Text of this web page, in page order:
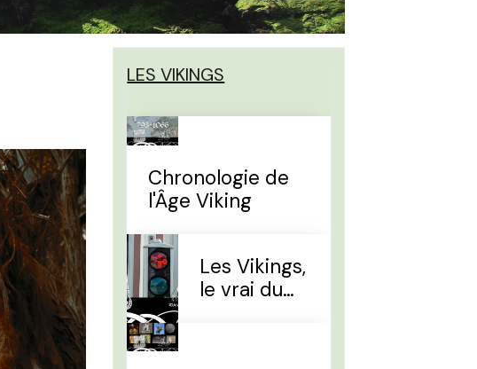
LES VIKINGS
Chronologie de
l'Âge Viking
Les Vikings,
le vrai du